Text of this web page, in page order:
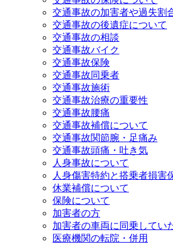
交通事故の加害者や過失割
交通事故の後遺症について
交通事故の相談
交通事故バイク
交通事故保険
交通事故同乗者
交通事故施術
交通事故治療の重要性
交通事故腰痛
交通事故補償について
交通事故関節腕・足痛み
交通事故頭痛・吐き気
人身事故について
人身傷害特約と搭乗者損害
休業補償について
保険について
加害者の方
加害者の車両に同乗してい
医療機関の転院・併用